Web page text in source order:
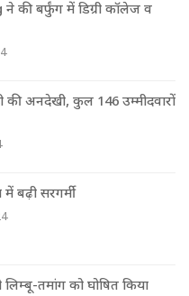
की बर्फुंग में डिग्री कॉलेज व
अनदेखी, कुल 146 उम्‍मीदवारों
बढ़ी सरगर्मी
लिम्बू-तमांग को घोषित किया